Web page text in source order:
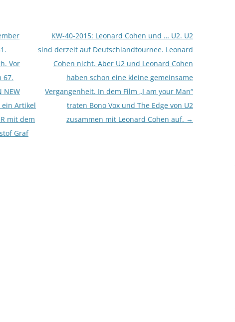
Vor
67.
NEW
ein Artikel
mit dem
Graf
KW-40-2015: Leonard Cohen und … U2. U2
sind derzeit auf Deutschlandtournee. Leonard
Cohen nicht. Aber U2 und Leonard Cohen
haben schon eine kleine gemeinsame
Vergangenheit. In dem Film „I am your Man“
traten Bono Vox und The Edge von U2
zusammen mit Leonard Cohen auf. →